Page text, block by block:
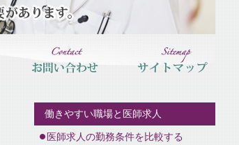
働きやすい職場と医師求人
医師求人の勤務条件を比較する